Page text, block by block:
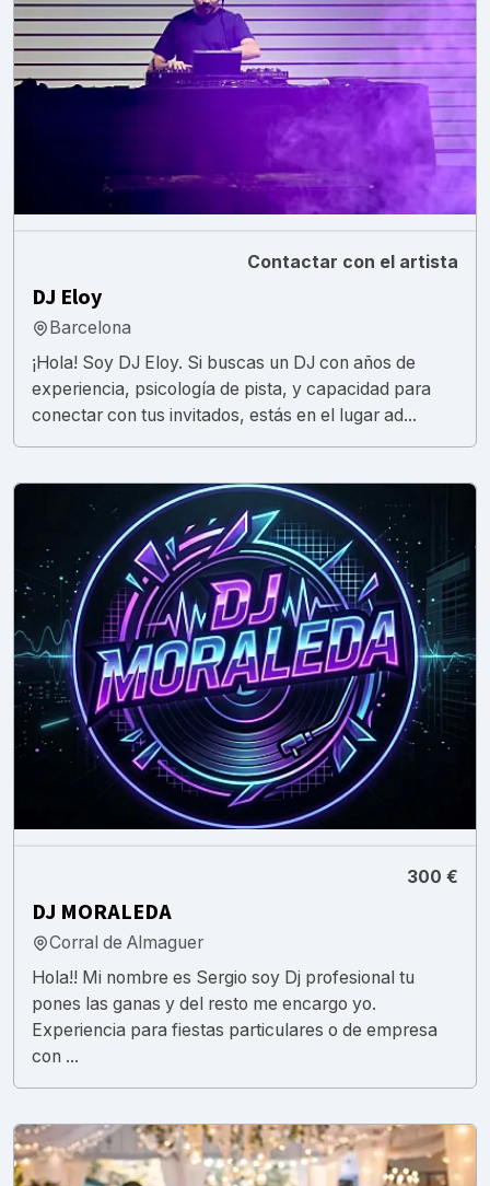
Contactar con el artista
DJ Eloy
Barcelona
¡Hola! Soy DJ Eloy. Si buscas un DJ con años de
experiencia, psicología de pista, y capacidad para
conectar con tus invitados, estás en el lugar ad...
300 €
DJ MORALEDA
Corral de Almaguer
Hola!! Mi nombre es Sergio soy Dj profesional tu
pones las ganas y del resto me encargo yo.
Experiencia para fiestas particulares o de empresa
con ...